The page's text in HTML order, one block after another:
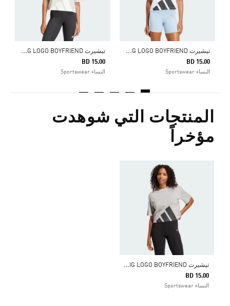
ت
يشيرت ESSENTIALS BIG LOGO BOYFRIEND
BD 15.00
النساء Sportswear
ت
يشيرت ESSENTIALS BIG LOGO BOYFRIEND
BD 15.00
النساء Sportswear
المنتجات التي شوهدت
مؤخراً
ت
يشيرت ESSENTIALS BIG LOGO BOYFRIEND
BD 15.00
النساء Sportswear